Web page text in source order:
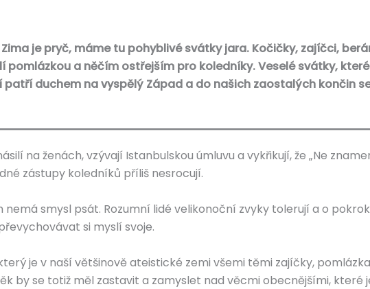
je pryč, máme tu pohyblivé svátky jara. Kočičky, zajíčci,
a něčím ostřejším pro koledníky. Veselé svátky,
duchem na vyspělý Západ a do našich zaostalých končin
na ženách, vzývají Istanbulskou úmluvu a vykřikují, že „Ne
zástupy koledníků příliš nesrocují.
smysl psát. Rozumní lidé velikonoční zvyky tolerují a o
si myslí svoje.
je v naší většinově ateistické zemi všemi těmi zajíčky,
by se totiž měl zastavit a zamyslet nad věcmi obecnějšími, které